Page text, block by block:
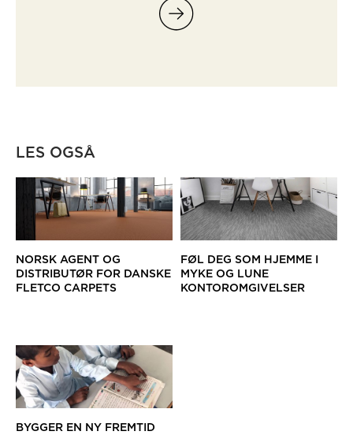
LES OGSÅ
NORSK AGENT OG
DISTRIBUTØR FOR DANSKE
FLETCO CARPETS
FØL DEG SOM HJEMME I
MYKE OG LUNE
KONTOROMGIVELSER
BYGGER EN NY FREMTID